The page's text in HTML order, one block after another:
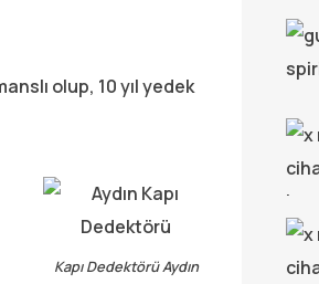
olup, 10 yıl yedek
Kapı Dedektörü Aydın